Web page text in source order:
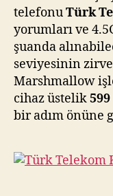
telefonuTürk
yorumları ve
şuanda
seviyesinin
Marshmallow
cihaz üstelik
bir adım önüne